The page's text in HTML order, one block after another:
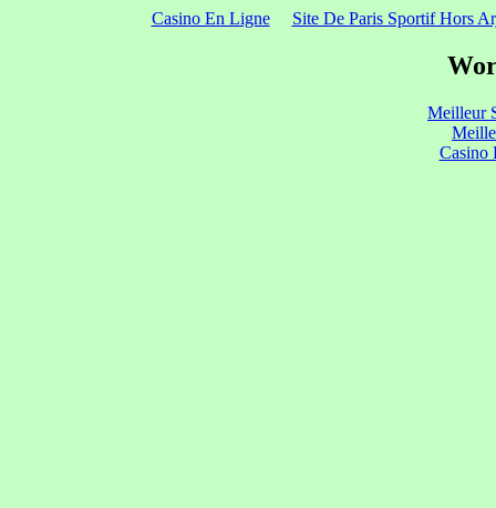
Casino En Ligne Site De Paris Sportif Hors
Meilleur
Casino